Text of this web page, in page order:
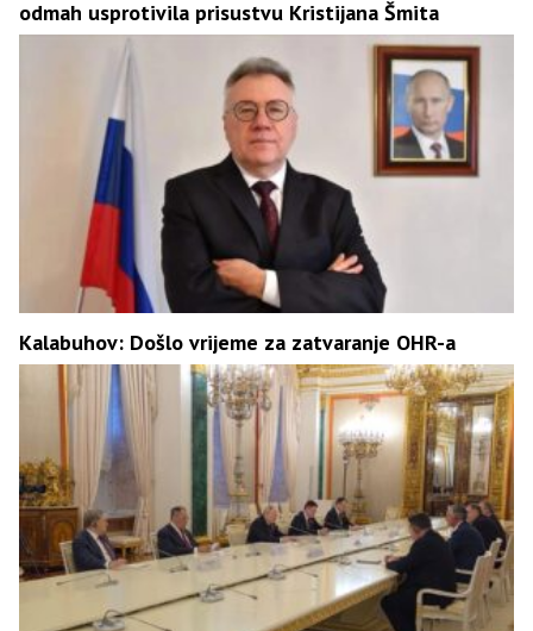
odmah usprotivila prisustvu Kristijana Šmita
Kalabuhov: Došlo vrijeme za zatvaranje OHR-a